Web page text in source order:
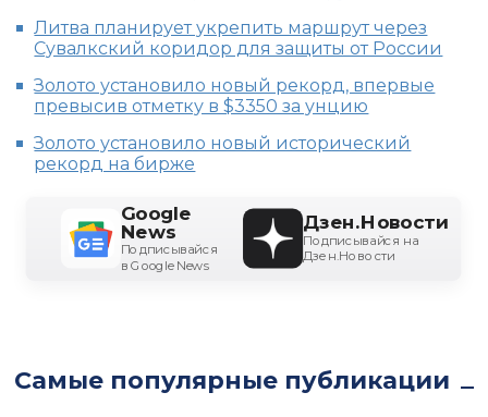
Литва планирует укрепить маршрут через
Сувалкский коридор для защиты от России
Золото установило новый рекорд, впервые
превысив отметку в $3350 за унцию
Золото установило новый исторический
рекорд на бирже
Google
News
Подписывайся
в Google News
Дзен.Новости
Подписывайся на
Дзен.Новости
Самые популярные публикации